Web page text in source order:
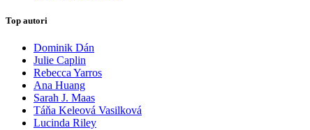
Top autori
Dominik Dán
Julie Caplin
Rebecca Yarros
Ana Huang
Sarah J. Maas
Táňa Keleová Vasilková
Lucinda Riley